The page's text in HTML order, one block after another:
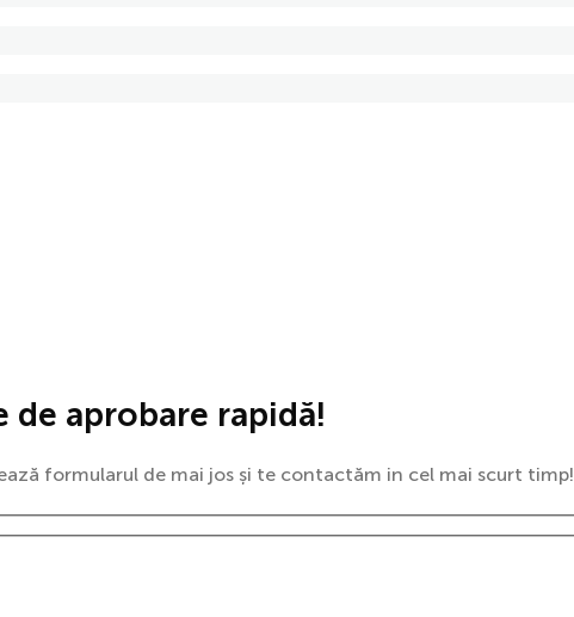
aprobare rapidă!
formularul de mai jos și te contactăm in cel mai scurt timp!